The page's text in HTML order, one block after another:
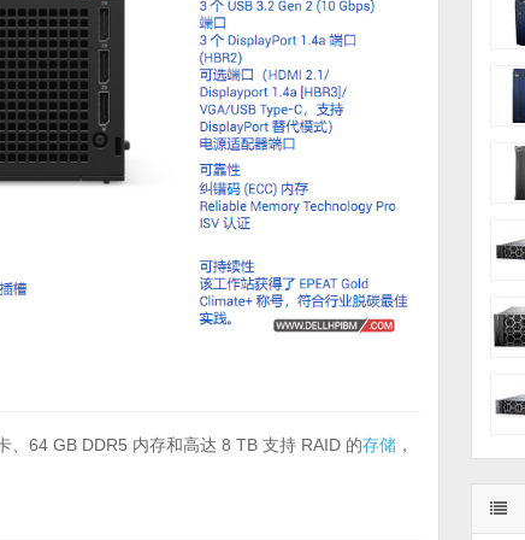
64 GB DDR5 内存和高达 8 TB 支持 RAID 的存储 ，